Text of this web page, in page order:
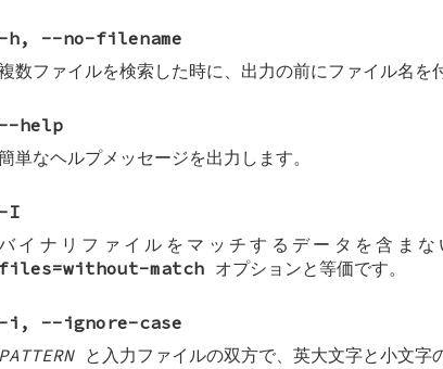
-h, --no-filename
数ファイルを検索した時に、出力の前にファイル名を
--help
単なヘルプメッセージを出力します。
-I
イナリファイルをマッチするデータを含ま
files=without-match オプションと等価です。
-i , --ignore-case
PATTERNと入力ファイルの双方で、英大文字と小文字